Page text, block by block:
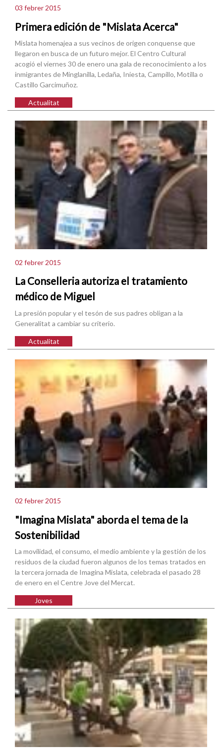
03 febrer 2015
Primera edición de "Mislata Acerca"
Mislata homenajea a sus vecinos de origen conquense que
llegaron en busca de un futuro mejor. El Centro Cultural
acogió el viernes 30 de enero una gala de reconocimiento a los
inmigrantes de Minglanilla, Ledaña, Iniesta, Campillo, Motilla o
Castillo Garcimuñoz.
Actualitat
02 febrer 2015
La Conselleria autoriza el tratamiento
médico de Miguel
La presión popular y el tesón de sus padres obligan a la
Generalitat a cambiar su criterio.
Actualitat
02 febrer 2015
"Imagina Mislata" aborda el tema de la
Sostenibilidad
La movilidad, el consumo, el medio ambiente y la gestión de los
residuos de la ciudad fueron algunos de los temas tratados en
la tercera jornada de Imagina Mislata, celebrada el pasado 28
de enero en el Centre Jove del Mercat.
Joves